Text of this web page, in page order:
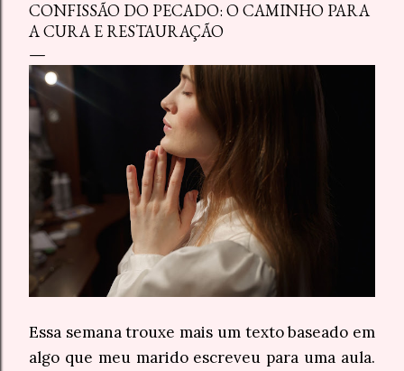
CONFISSÃO DO PECADO: O CAMINHO PARA
A CURA E RESTAURAÇÃO
Essa semana trouxe mais um texto baseado em
algo que meu marido escreveu para uma aula.